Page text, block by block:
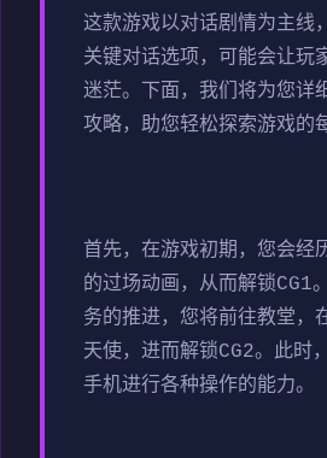
这款游戏以对话剧情为主线
关键对话选项，可能会让玩
迷茫。下面，我们将为您详
攻略，助您轻松探索游戏的
首先，在游戏初期，您会经
的过场动画，从而解锁CG1
务的推进，您将前往教堂，
天使，进而解锁CG2。此时
手机进行各种操作的能力。